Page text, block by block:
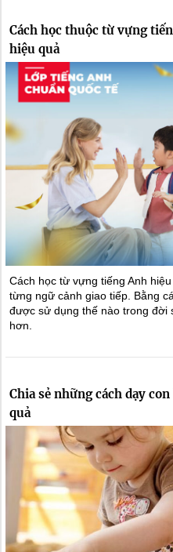
Cách học thuộc từ vựng
hiệu quả
Cách học từ vựng tiếng Anh
từng ngữ cảnh giao tiếp. Bằng
được sử dụng thế nào trong đời
hơn.
Chia sẻ những cách dạy
quả